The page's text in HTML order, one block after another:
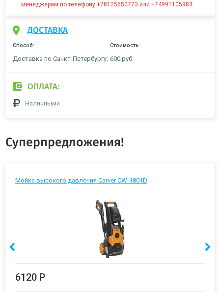
менеджерам по телефону +78125650773 или +74991105984.
ДОСТАВКА
Способ: Стоимость:
Доставка по Санкт-Петербургу: 600 руб.
ОПЛАТА:
Наличными
Суперпредложения!
Мойка высокого давления Carver CW-1801D
6120 Р